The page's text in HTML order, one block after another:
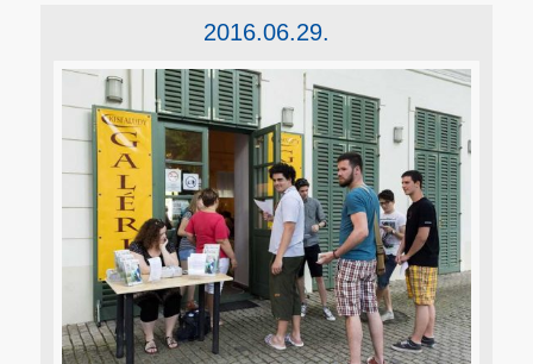
2016.06.29.